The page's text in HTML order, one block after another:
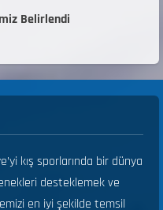
Belirlendi
kış sporlarında bir dünya
desteklemek ve
en iyi şekilde temsil